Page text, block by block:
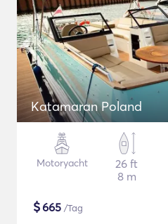
Katamaran Poland
Motoryacht
26 ft
8 m
$665 /Tag